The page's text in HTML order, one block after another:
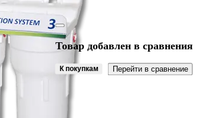
Товар добавлен в сравнения
К покупкам Перейти в сравнение